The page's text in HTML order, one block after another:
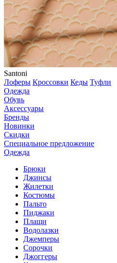
Santoni
Лоферы Кроссовки Кеды Туфли
Одежда
Обувь
Аксессуары
Бренды
Новинки
Скидки
Специальное предложение
Одежда
Брюки
Джинсы
Жилетки
Костюмы
Пальто
Пиджаки
Плащи
Водолазки
Джемперы
Сорочки
Джоггеры